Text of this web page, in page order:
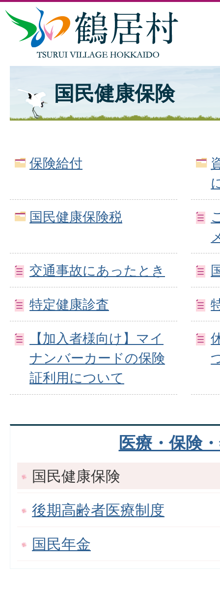
国民健康保険
保険給付
国民健康保険税
交通事故にあったとき
特定健康診査
【加入者様向け】マイ
ナンバーカードの保険
証利用について
医療・保険
国民健康保険
後期高齢者医療制度
国民年金